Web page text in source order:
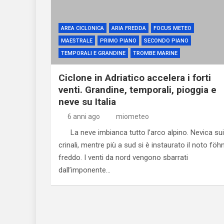
AREA CICLONICA ARIA FREDDA
FOCUS METEO
MAESTRALE
PRIMO PIANO
SECONDO PIANO
TEMPORALI E GRANDINE
TROMBE MARINE
Ciclone in Adriatico accelera i forti
venti. Grandine, temporali, pioggia e
neve su Italia
6 anni ago miometeo
La neve imbianca tutto l’arco alpino. Nevica sui
crinali, mentre più a sud si è instaurato il noto
freddo. I venti da nord vengono sbarrati
dall’imponente…